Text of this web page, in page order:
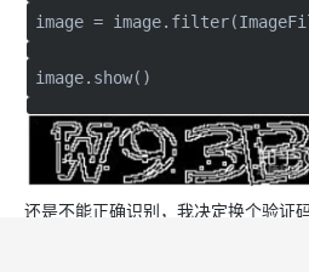
image =
image.show()
还是不能正确识别，我决定换个验证